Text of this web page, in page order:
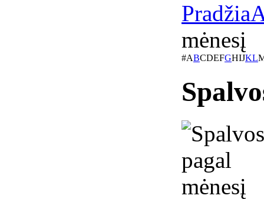
Pradžia
mėnesį
#ABCDEFGHIJKL